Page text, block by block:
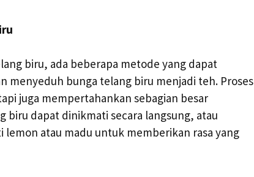
biru, ada beberapa metode yang dapat
menyeduh bunga telang biru menjadi teh. Proses
juga mempertahankan sebagian besar
biru dapat dinikmati secara langsung, atau
atau madu untuk memberikan rasa yang